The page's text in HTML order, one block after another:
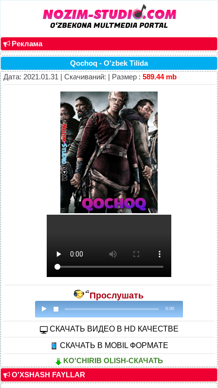
Реклама
Qochoq - O'zbek Tilida
Дата: 2021.01.31 | Скачиваний: | Размер : 589.44 mb
Прослушать
0:00
CКАЧАТЬ ВИДЕО В HD КАЧЕСТВЕ
СКАЧАТЬ В MOBIL ФОРМАТЕ
KO'CHIRIB OLISH-СКАЧАТЬ
O'XSHASH FAYLLAR